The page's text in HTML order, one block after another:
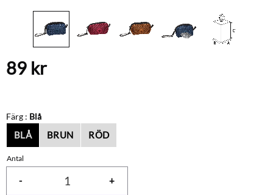
89 kr
Färg : Blå
BLÅ BRUN RÖD
Antal
+
-